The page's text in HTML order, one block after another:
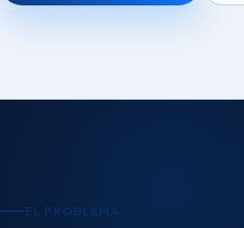
EL PROBLEMA